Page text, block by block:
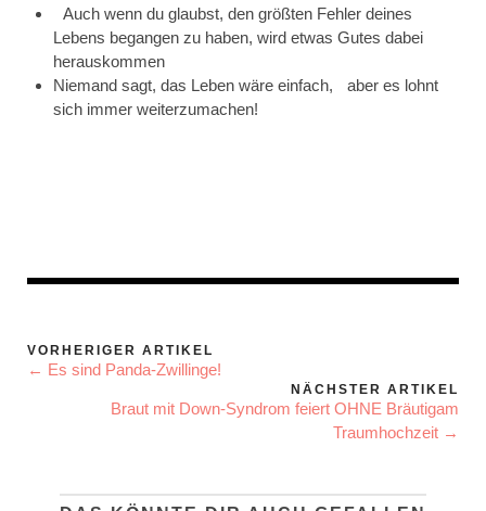
Auch wenn du glaubst, den größten Fehler deines
Lebens begangen zu haben, wird etwas Gutes dabei
herauskommen
Niemand sagt, das Leben wäre einfach, aber es lohnt
sich immer weiterzumachen!
VORHERIGER ARTIKEL
← Es sind Panda-Zwillinge!
NÄCHSTER ARTIKEL
Braut mit Down-Syndrom feiert OHNE Bräutigam
Traumhochzeit →